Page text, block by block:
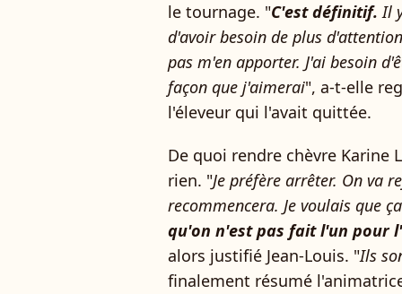
le tournage. "C'est définitif. Il
d'avoir besoin de plus
pas m'en apporter. J'ai besoin
façon que j'aimerai", a-t-elle
l'éleveur qui l'avait quittée.
De quoi rendre chèvre Karine
rien. "Je préfère arrêter. On va
recommencera. Je voulais que
qu'on n'est pas fait l'un pour
alors justifié Jean-Louis. "Ils
finalement résumé